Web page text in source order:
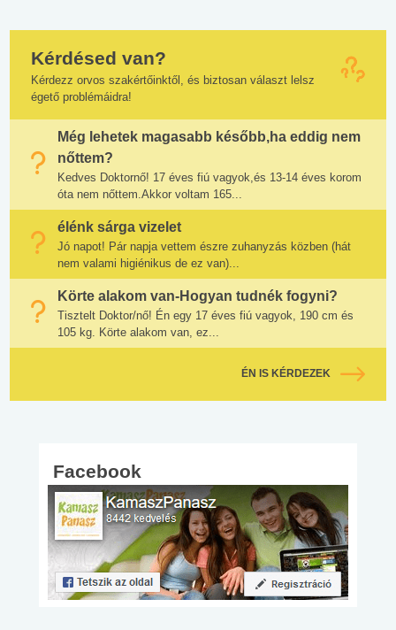
Kérdésed van?
Kérdezz orvos szakértőinktől, és biztosan választ lelsz
égető problémáidra!
Még lehetek magasabb később,ha eddig nem
nőttem?
Kedves Doktornő! 17 éves fiú vagyok,és 13-14 éves korom
óta nem nőttem.Akkor voltam 165...
élénk sárga vizelet
Jó napot! Pár napja vettem észre zuhanyzás közben (hát
nem valami higiénikus de ez van)...
Körte alakom van-Hogyan tudnék fogyni?
Tisztelt Doktor/nő! Én egy 17 éves fiú vagyok, 190 cm és
105 kg. Körte alakom van, ez...
ÉN IS KÉRDEZEK
Facebook